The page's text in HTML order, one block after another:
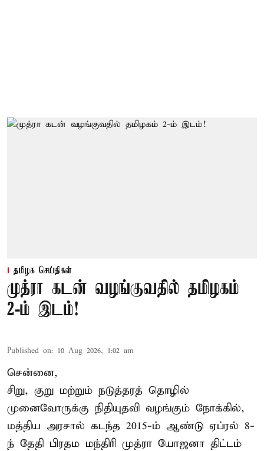
தமிழக செய்திகள்
முத்ரா கடன் வழங்குவதில் தமிழகம்
2-ம் இடம்!
Published on: 10 Aug 2026, 1:02 am
சென்னை,
சிறு, குறு மற்றும் நடுத்தரத் தொழில்
முனைவோருக்கு நிதியுதவி வழங்கும் நோக்கில்,
மத்திய அரசால் கடந்த 2015-ம் ஆண்டு ஏப்ரல் 8-
ந் தேதி பிரதம மந்திரி முத்ரா யோஜனா திட்டம்